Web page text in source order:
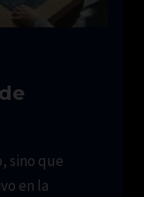
sino que
en la